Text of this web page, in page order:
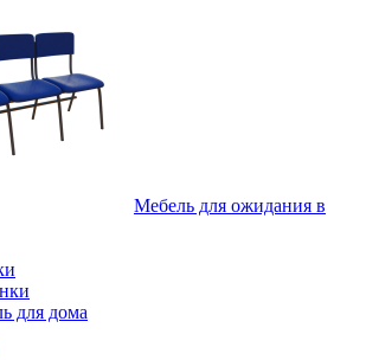
Мебель для ожидания в
для дома